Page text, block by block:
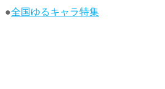
●全国ゆるキャラ特集